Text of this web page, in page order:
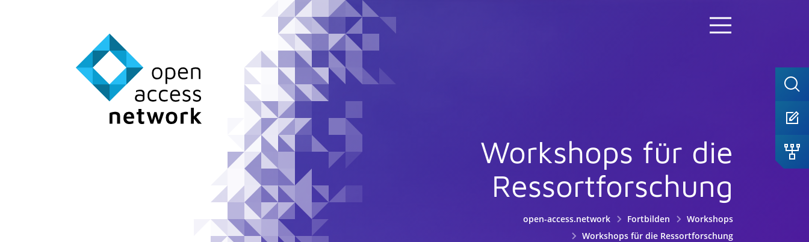
Workshops für die
Ressortforschung
open-access.network Fortbilden
Workshops
Workshops für die Ressortforschung